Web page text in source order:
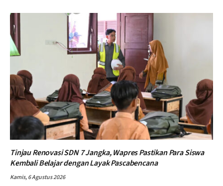
Tinjau Renovasi SDN 7 Jangka, Wapres Pastikan Para Siswa
Kembali Belajar dengan Layak Pascabencana
Kamis, 6 Agustus 2026